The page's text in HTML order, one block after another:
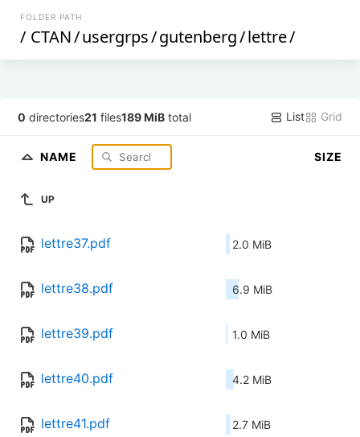
FOLDER PATH
/ CTAN/usergrps/gutenberg/lettre/
0 directories21 files189 MiB total List Grid
NAME SIZE
UP
lettre37.pdf 2.0 MiB
lettre38.pdf 6.9 MiB
lettre39.pdf 1.0 MiB
lettre40.pdf 4.2 MiB
lettre41.pdf 2.7 MiB